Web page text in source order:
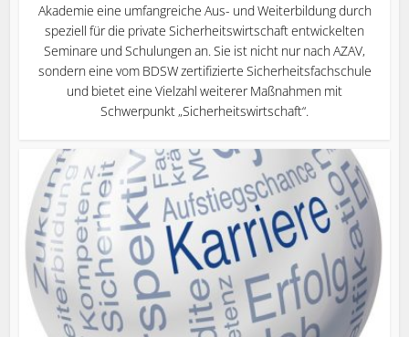
Akademie eine umfangreiche Aus- und Weiterbildung durch
speziell für die private Sicherheitswirtschaft entwickelten
Seminare und Schulungen an. Sie ist nicht nur nach AZAV,
sondern eine vom BDSW zertifizierte Sicherheitsfachschule
und bietet eine Vielzahl weiterer Maßnahmen mit
Schwerpunkt „Sicherheitswirtschaft“.